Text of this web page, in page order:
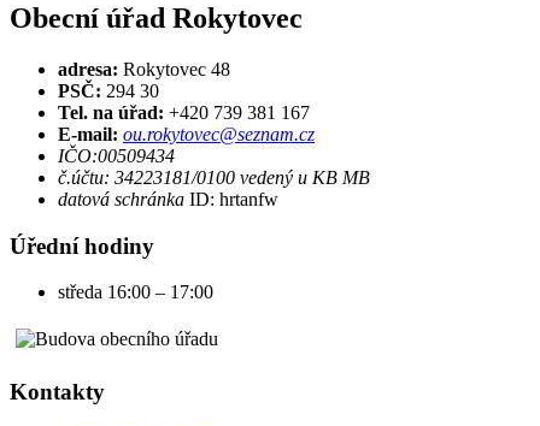
Obecní úřad Rokytovec
adresa: Rokytovec 48
PSČ: 294 30
Tel. na úřad: +420 739 381 167
E-mail: ou.rokytovec@seznam.cz
IČO:00509434
č.účtu: 34223181/0100 vedený u KB MB
datová schránka ID: hrtanfw
Úřední hodiny
středa 16:00 – 17:00
Kontakty